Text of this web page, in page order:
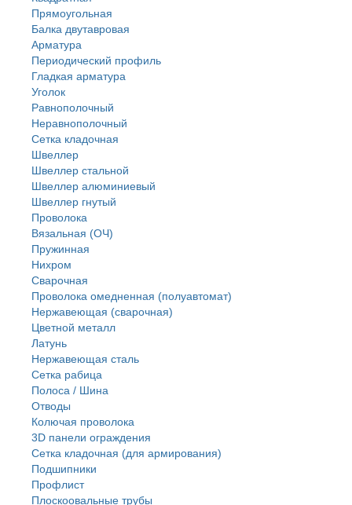
Прямоугольная
Балка двутавровая
Арматура
Периодический профиль
Гладкая арматура
Уголок
Равнополочный
Неравнополочный
Сетка кладочная
Швеллер
Швеллер стальной
Швеллер алюминиевый
Швеллер гнутый
Проволока
Вязальная (ОЧ)
Пружинная
Нихром
Сварочная
Проволока омедненная (полуавтомат)
Нержавеющая (сварочная)
Цветной металл
Латунь
Нержaвеющая сталь
Сетка рабица
Полоса / Шина
Отводы
Колючая проволока
3D панели ограждения
Сетка кладочная (для армирования)
Подшипники
Профлист
Плоскоовальные трубы